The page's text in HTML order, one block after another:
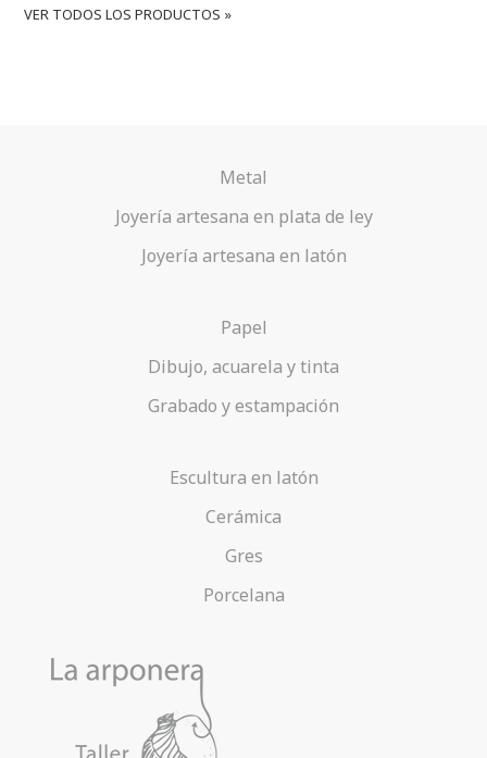
VER TODOS LOS PRODUCTOS »
Metal
Joyería artesana en plata de ley
Joyería artesana en latón
Papel
Dibujo, acuarela y tinta
Grabado y estampación
Escultura en latón
Cerámica
Gres
Porcelana